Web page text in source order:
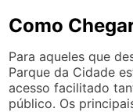
Como
Para aqueles que
Parque da Cidade
acesso facilitado
público. Os